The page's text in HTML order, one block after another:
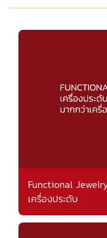
Functional
เครื่องประดับ